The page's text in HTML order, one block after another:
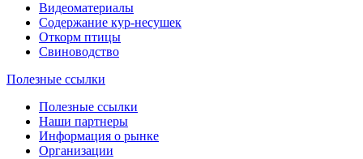
Видеоматериалы
Содержание кур-несушек
Откорм птицы
Свиноводство
Полезные ссылки
Полезные ссылки
Наши партнеры
Информация о рынке
Организации